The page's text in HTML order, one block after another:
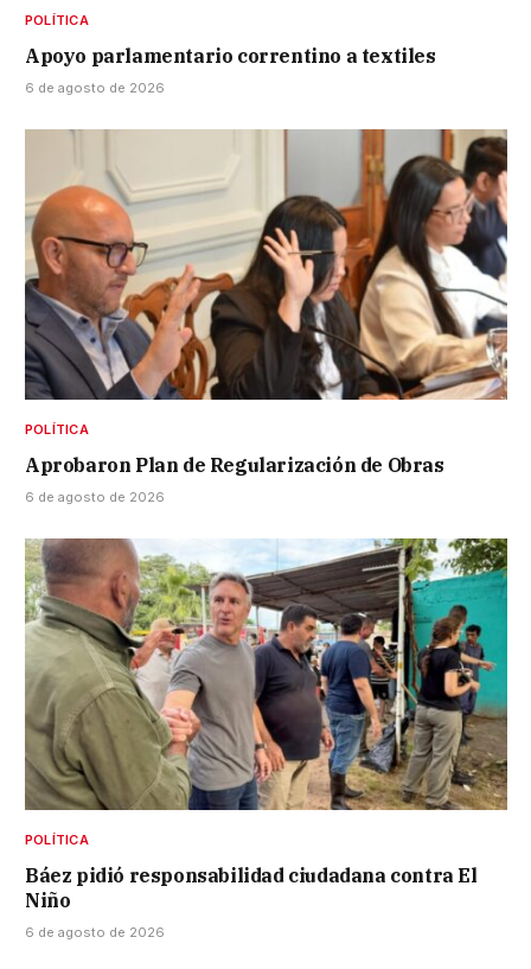
POLÍTICA
Apoyo parlamentario correntino a textiles
6 de agosto de 2026
POLÍTICA
Aprobaron Plan de Regularización de Obras
6 de agosto de 2026
POLÍTICA
Báez pidió responsabilidad ciudadana contra El
Niño
6 de agosto de 2026